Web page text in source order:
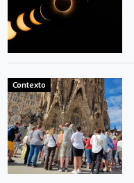
Contexto